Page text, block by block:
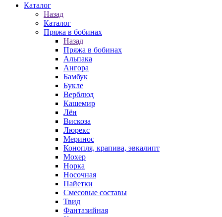
Каталог
Назад
Каталог
Пряжа в бобинах
Назад
Пряжа в бобинах
Альпака
Ангора
Бамбук
Букле
Верблюд
Кашемир
Лён
Вискоза
Люрекс
Меринос
Конопля, крапива, эвкалипт
Мохер
Норка
Носочная
Пайетки
Смесовые составы
Твид
Фантазийная